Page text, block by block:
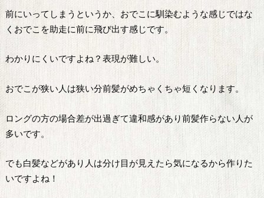
前にいってしまうというか、おでこに馴染むような感じではな
くおでこを助走に前に飛び出す感じです。
わかりにくいですよね？表現が難しい。
おでこが狭い人は狭い分前髪がめちゃくちゃ短くなります。
ロングの方の場合差が出過ぎて違和感があり前髪作らない人が
多いです。
でも白髪などがあり人は分け目が見えたら気になるから作りた
いですよね！